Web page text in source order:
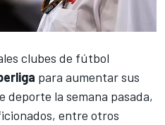
clubes de fútbol
para aumentar sus
deporte la semana pasada,
entre otros